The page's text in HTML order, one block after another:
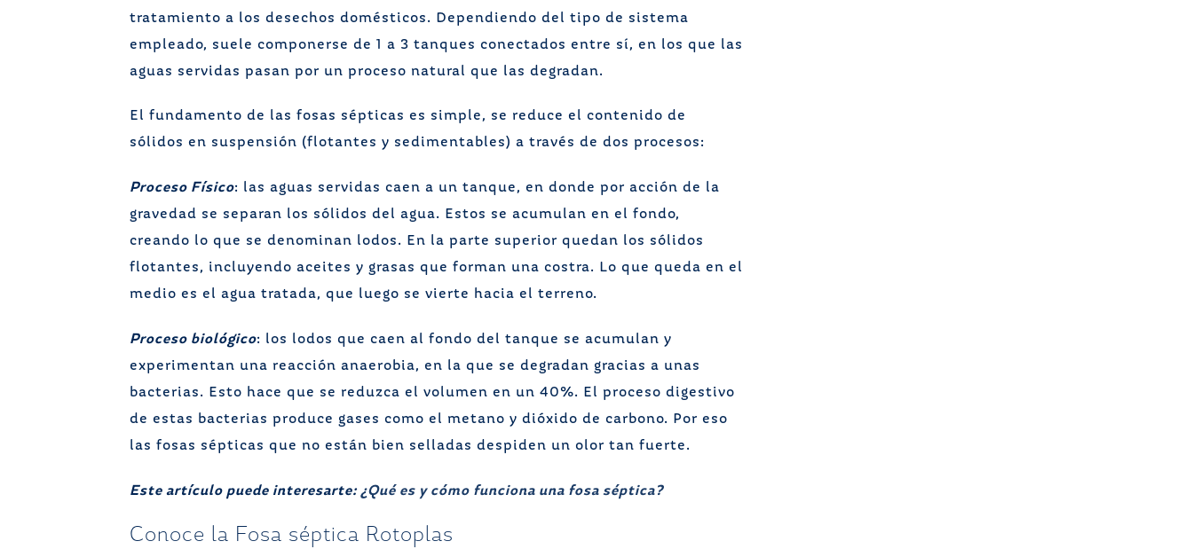
tratamiento a los desechos domésticos. Dependiendo del tipo de sistema
empleado, suele componerse de 1 a 3 tanques conectados entre sí, en los que las
aguas servidas pasan por un proceso natural que las degradan.
El fundamento de las fosas sépticas es simple, se reduce el contenido de
sólidos en suspensión (flotantes y sedimentables) a través de dos procesos:
Proceso Físico: las aguas servidas caen a un tanque, en donde por acción de la
gravedad se separan los sólidos del agua. Estos se acumulan en el fondo,
creando lo que se denominan lodos. En la parte superior quedan los sólidos
flotantes, incluyendo aceites y grasas que forman una costra. Lo que queda en el
medio es el agua tratada, que luego se vierte hacia el terreno.
Proceso biológico: los lodos que caen al fondo del tanque se acumulan y
experimentan una reacción anaerobia, en la que se degradan gracias a unas
bacterias. Esto hace que se reduzca el volumen en un 40%. El proceso digestivo
de estas bacterias produce gases como el metano y dióxido de carbono. Por eso
las fosas sépticas que no están bien selladas despiden un olor tan fuerte.
Este artículo puede interesarte:¿Qué es y cómo funciona una fosa séptica?
Conoce la Fosa séptica Rotoplas